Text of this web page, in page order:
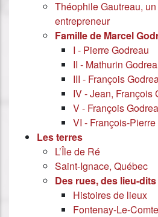
Théophile Gautreau,
entrepreneur
Famille de Marcel
I - Pierre Godreau
II - Mathurin
III - François
IV - Jean, François
V - François
VI - François-
Les terres
L’Île de Ré
Saint-Ignace, Québec
Des rues, des lieu-dits
Histoires de lieux
Fontenay-Le-Comte